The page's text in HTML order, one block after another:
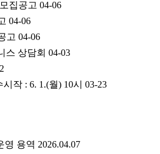
집공고 04-06
04-06
고 04-06
스 상담회 04-03
작 : 6. 1.(월) 10시 03-23
용역 2026.04.07